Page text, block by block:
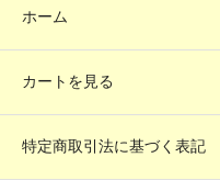
ホーム
カートを見る
特定商取引法に基づく表記